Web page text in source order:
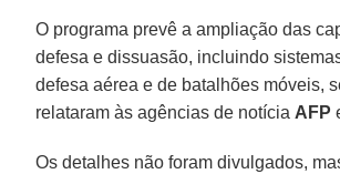
O programa prevê a ampliação das
defesa e dissuasão, incluindo
defesa aérea e de batalhões móveis,
relataram às agências de notícia AFP
Os detalhes não foram divulgados,